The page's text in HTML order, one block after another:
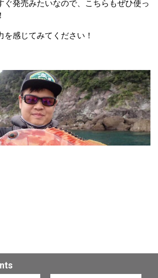
ぐ発売みたいなので、こちらもぜひ使っ
を感じてみてください！